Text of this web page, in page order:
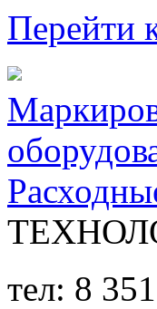
Перейти
тел: 8 351